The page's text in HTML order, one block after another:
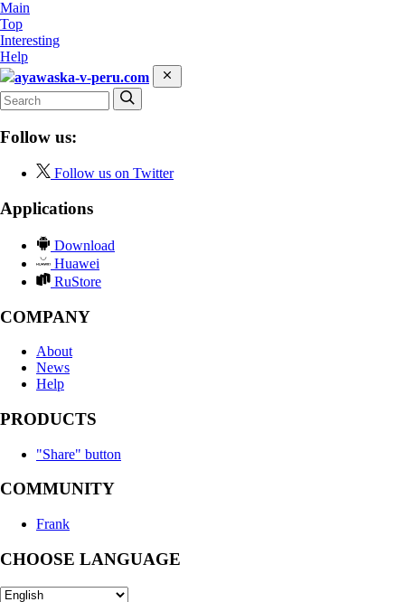
Main
Top
Interesting
Help
ayawaska-v-peru.com
Follow us:
Follow us on Twitter
Applications
Download
Huawei
RuStore
COMPANY
About
News
Help
PRODUCTS
"Share" button
COMMUNITY
Frank
CHOOSE LANGUAGE